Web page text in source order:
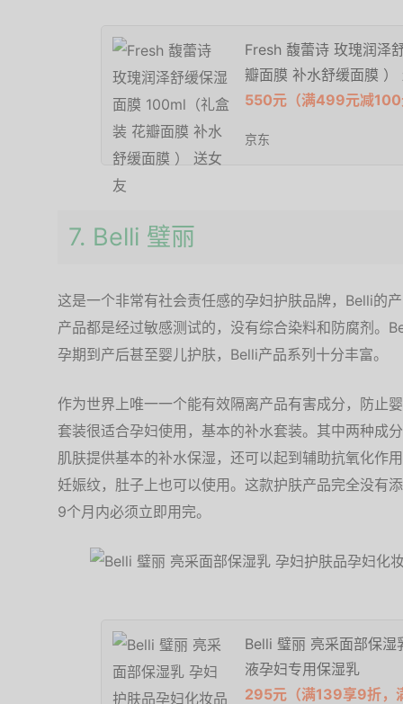
Fresh 馥蕾诗 玫瑰润泽
瓣面膜 补水舒缓面膜 ）
550元（满499元减100
京东
7. Belli 璧丽
这是一个非常有社会责任感的孕妇护肤品牌，Belli的
产品都是经过敏感测试的，没有综合染料和防腐剂。
孕期到产后甚至婴儿护肤，Belli产品系列十分丰富。
作为世界上唯一一个能有效隔离产品有害成分，防止
套装很适合孕妇使用，基本的补水套装。其中两种成
肌肤提供基本的补水保湿，还可以起到辅助抗氧化作
妊娠纹，肚子上也可以使用。这款护肤产品完全没有
9个月内必须立即用完。
Belli 璧丽 亮采面部保
液孕妇专用保湿乳
295元（满139享9折，